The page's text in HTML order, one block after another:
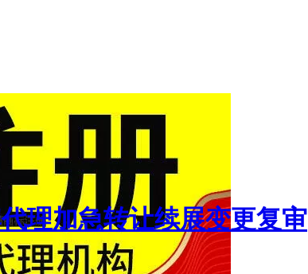
理加急转让续展变更复审